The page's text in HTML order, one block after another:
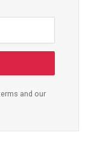
and our